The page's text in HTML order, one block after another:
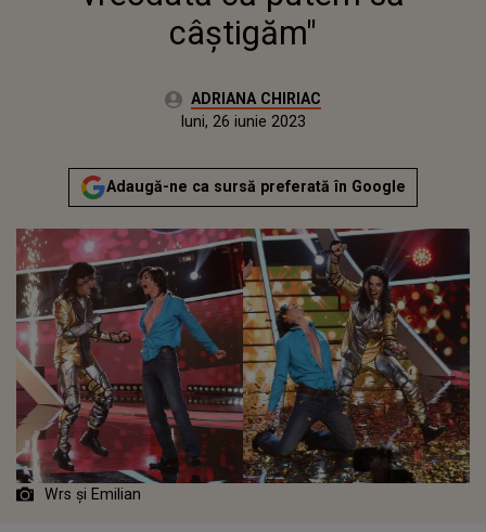
câștigăm"
Autor:ADRIANA CHIRIAC
Publicat:
luni, 26 iunie 2023
Adaugă-ne ca sursă preferată în Google
Wrs și Emilian